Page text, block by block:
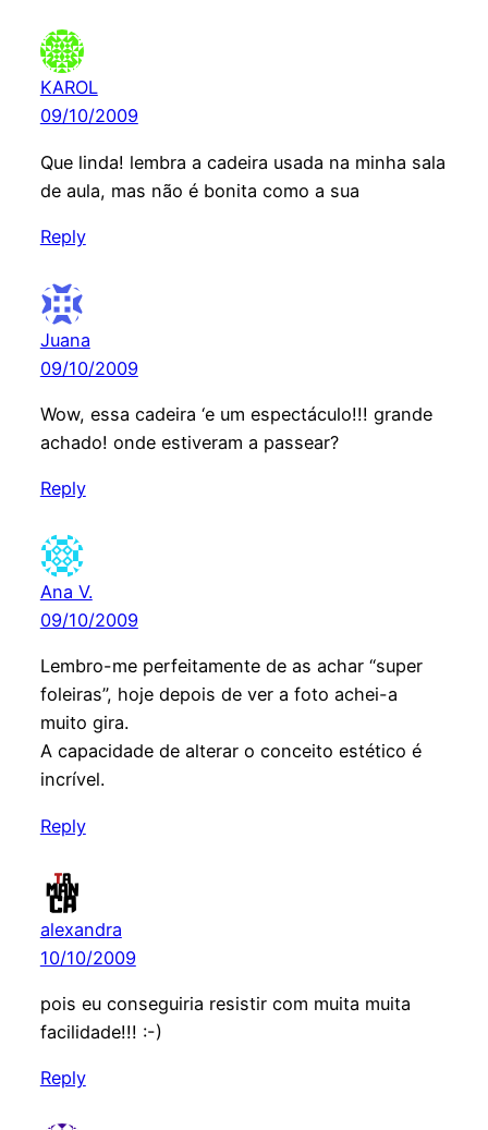
KAROL
09/10/2009
Que linda! lembra a cadeira usada na minha sala
de aula, mas não é bonita como a sua
Reply
Juana
09/10/2009
Wow, essa cadeira ‘e um espectáculo!!! grande
achado! onde estiveram a passear?
Reply
Ana V.
09/10/2009
Lembro-me perfeitamente de as achar “super
foleiras”, hoje depois de ver a foto achei-a
muito gira.
A capacidade de alterar o conceito estético é
incrível.
Reply
alexandra
10/10/2009
pois eu conseguiria resistir com muita muita
facilidade!!! :-)
Reply